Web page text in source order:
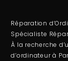
Réparation
Spécialiste
À la recherche
d’ordinateurà